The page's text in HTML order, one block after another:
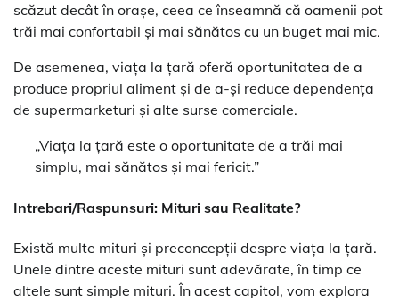
scăzut decât în orașe, ceea ce înseamnă că oamenii pot
trăi mai confortabil și mai sănătos cu un buget mai mic.
De asemenea, viața la țară oferă oportunitatea de a
produce propriul aliment și de a-și reduce dependența
de supermarketuri și alte surse comerciale.
„Viața la țară este o oportunitate de a trăi mai
simplu, mai sănătos și mai fericit.”
Intrebari/Raspunsuri: Mituri sau Realitate?
Există multe mituri și preconcepții despre viața la țară.
Unele dintre aceste mituri sunt adevărate, în timp ce
altele sunt simple mituri. În acest capitol, vom explora